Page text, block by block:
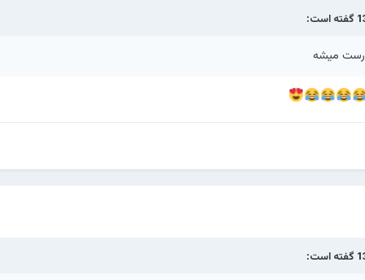
گفته است:
میشه
گفته است: